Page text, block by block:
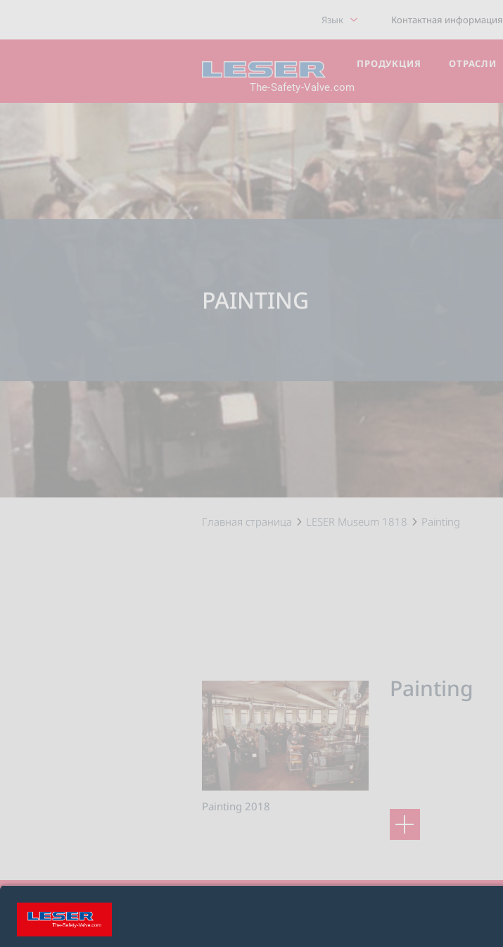
Контактная информация
Язык
The-Safety-Valve.com
ПРОДУКЦИЯ ОТРАСЛИ
PAINTING
Главная страница LESER Museum 1818 Painting
Painting 2018
Painting